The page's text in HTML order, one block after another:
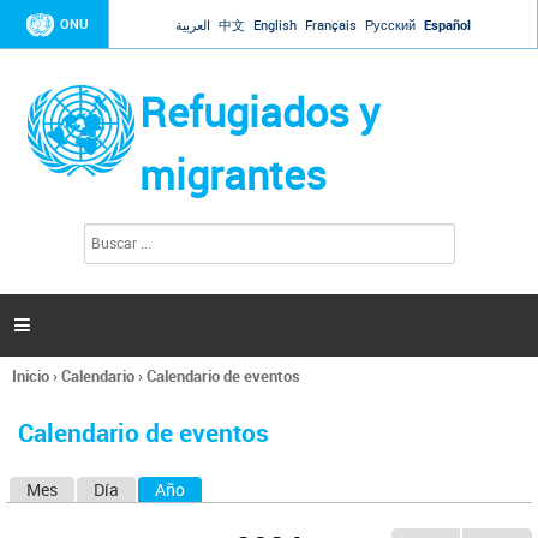
Jump to navigation
ONU العربية 中文 English Français Русский Español
Refugiados y
migrantes
l
s

Se
usted
Inicio›Calendario›Calendario de eventos
Calendario de eventos
Mes Día Año